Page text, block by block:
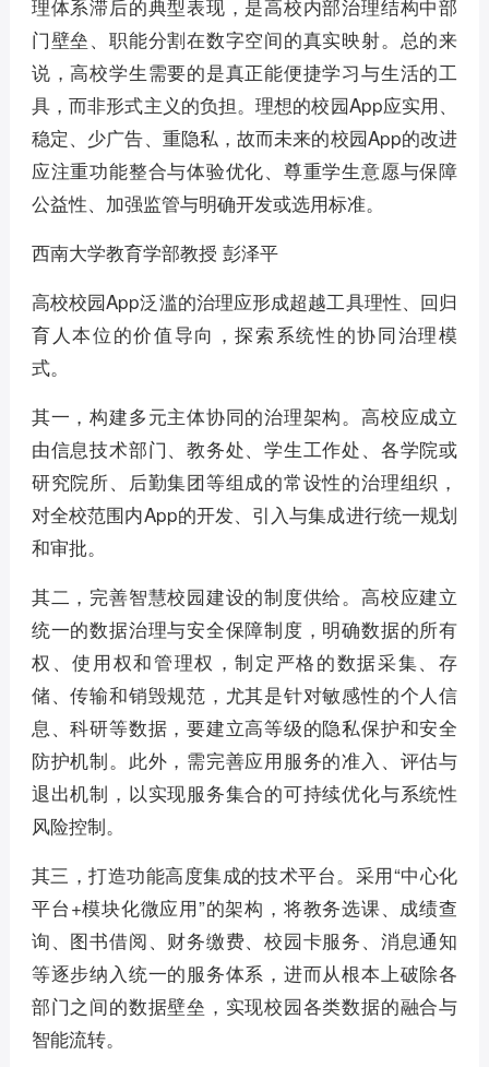
理体系滞后的典型表现，是高校内部治理结构中部
门壁垒、职能分割在数字空间的真实映射。总的来
说，高校学生需要的是真正能便捷学习与生活的工
具，而非形式主义的负担。理想的校园App应实用、
稳定、少广告、重隐私，故而未来的校园App的改进
应注重功能整合与体验优化、尊重学生意愿与保障
公益性、加强监管与明确开发或选用标准。
西南大学教育学部教授 彭泽平
高校校园App泛滥的治理应形成超越工具理性、回归
育人本位的价值导向，探索系统性的协同治理模
式。
其一，构建多元主体协同的治理架构。高校应成立
由信息技术部门、教务处、学生工作处、各学院或
研究院所、后勤集团等组成的常设性的治理组织，
对全校范围内App的开发、引入与集成进行统一规划
和审批。
其二，完善智慧校园建设的制度供给。高校应建立
统一的数据治理与安全保障制度，明确数据的所有
权、使用权和管理权，制定严格的数据采集、存
储、传输和销毁规范，尤其是针对敏感性的个人信
息、科研等数据，要建立高等级的隐私保护和安全
防护机制。此外，需完善应用服务的准入、评估与
退出机制，以实现服务集合的可持续优化与系统性
风险控制。
其三，打造功能高度集成的技术平台。采用“中心化
平台+模块化微应用”的架构，将教务选课、成绩查
询、图书借阅、财务缴费、校园卡服务、消息通知
等逐步纳入统一的服务体系，进而从根本上破除各
部门之间的数据壁垒，实现校园各类数据的融合与
智能流转。